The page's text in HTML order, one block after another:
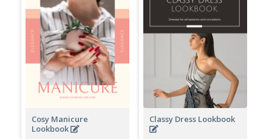
Cosy Manicure
Lookbook
Classy Dress Lookbook